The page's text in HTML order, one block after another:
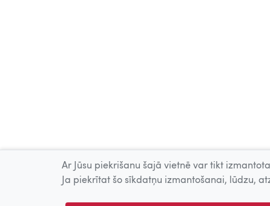
Ar Jūsu piekrišanu šajā vietnē var tikt
Ja piekrītat šo sīkdatņu izmantošanai, lūdzu,